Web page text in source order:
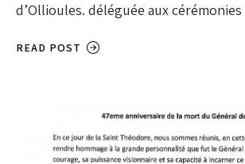
d’Ollioules. déléguée aux
READ POST